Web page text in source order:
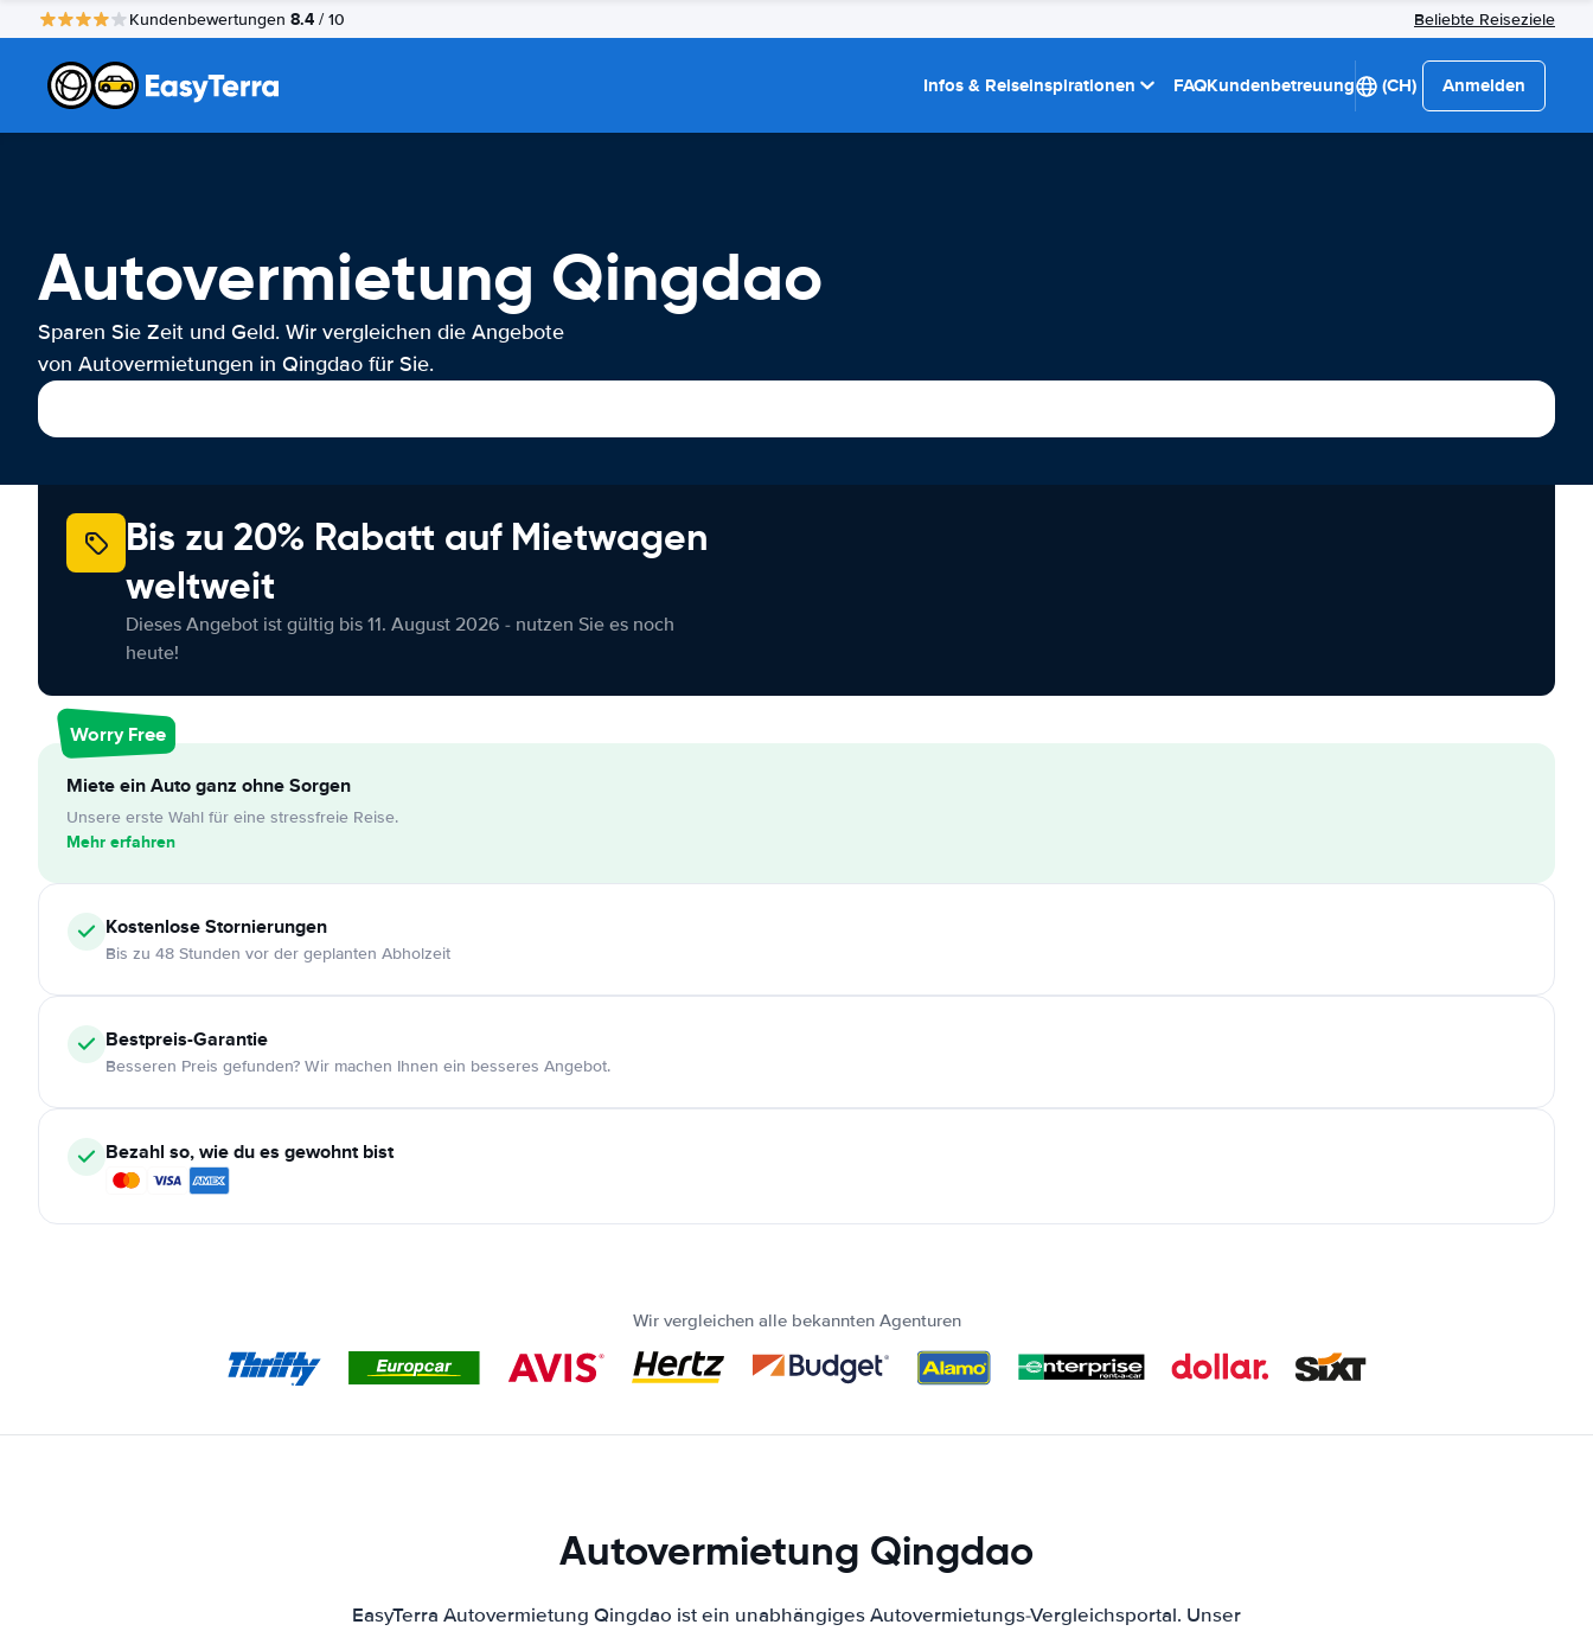
Kundenbewertungen 8.4 / 10 Beliebte Reiseziele
Infos & Reiseinspirationen FAQKundenbetreuung (CH) Anmelden
Autovermietung Qingdao
Sparen Sie Zeit und Geld. Wir vergleichen die Angebote
von Autovermietungen in Qingdao für Sie.
Bis zu 20% Rabatt auf Mietwagen
weltweit
Dieses Angebot ist gültig bis 11. August 2026 - nutzen Sie es noch
heute!
Worry Free
Miete ein Auto ganz ohne Sorgen
Unsere erste Wahl für eine stressfreie Reise.
Mehr erfahren
KostenloseStornierungen
Bis zu 48 Stunden vor der geplanten Abholzeit
Bestpreis-Garantie
Besseren Preis gefunden? Wir machen Ihnen ein besseres Angebot.
Bezahl so, wie du es gewohnt bist
Wir vergleichen alle bekannten Agenturen
Autovermietung Qingdao
EasyTerra Autovermietung Qingdao ist ein unabhängiges Autovermietungs-Vergleichsportal. Unser